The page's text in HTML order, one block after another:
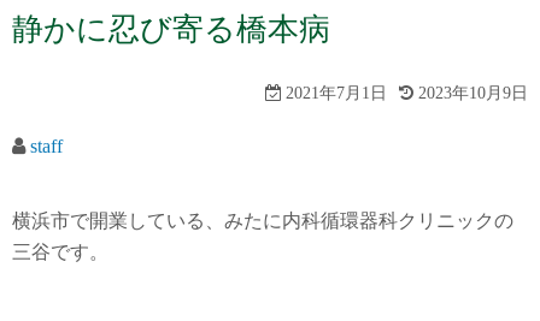
ス
キ静かに忍び寄る橋本病
2021年7月1日 2023年10月9日
staff
横浜市で開業している、みたに内科循環器科クリニックの
三谷です。